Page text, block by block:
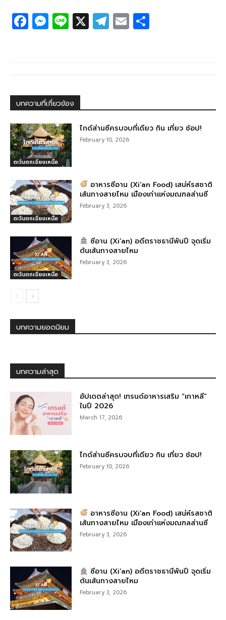
F
a
o
o
k
M
e
g
er
Li
n
X T
el
E
m
บทความที่เกี่ยวข้อง
ตะวันตกเฉียงเหนือ
ไกด์ส่านซีครบจบที่เดียว กิน เที่ยว ช้อป!
February 10, 2026
ตะวันตกเฉียงเหนือ
อาหารซีอาน (Xi’an Food) เสน่ห์รสชาติ
เส้นทางสายไหม เมืองเก่าแห่งมณฑลส่านซี
February 3, 2026
ตะวันตกเฉียงเหนือ
ซีอาน (Xi’an) อดีตราชธานีพันปี จุดเริ่ม
ต้นเส้นทางสายไหม
February 3, 2026
บทความยอดนิยม
บทความล่าสุด
อัปเดตล่าสุด! เทรนด์อาหารเสริม “เกาหลี”
ในปี 2026
March 17, 2026
ไกด์ส่านซีครบจบที่เดียว กิน เที่ยว ช้อป!
February 10, 2026
อาหารซีอาน (Xi’an Food) เสน่ห์รสชาติ
เส้นทางสายไหม เมืองเก่าแห่งมณฑลส่านซี
February 3, 2026
ซีอาน (Xi’an) อดีตราชธานีพันปี จุดเริ่ม
ต้นเส้นทางสายไหม
February 3, 2026